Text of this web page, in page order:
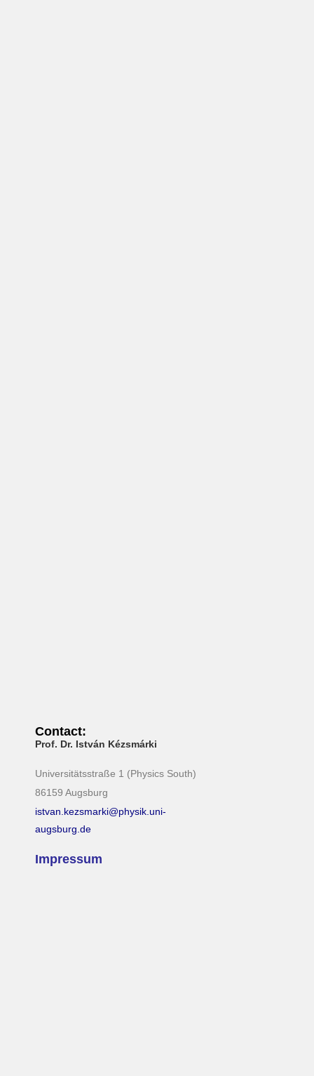
Contact:
Prof. Dr. István Kézsmárki
Universitätsstraße 1 (Physics South)
86159 Augsburg
istvan.kezsmarki@physik.uni-
augsburg.de
Impressum